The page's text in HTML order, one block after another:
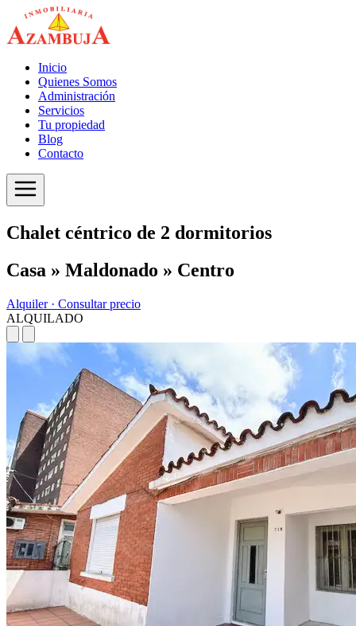
Inicio
Quienes Somos
Administración
Servicios
Tu propiedad
Blog
Contacto
Chalet céntrico de 2 dormitorios
Casa » Maldonado » Centro
Alquiler · Consultar precio
ALQUILADO